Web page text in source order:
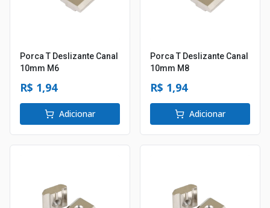
Porca T Deslizante Canal
10mm M6
R$ 1,94
Adicionar
Porca T Deslizante Canal
10mm M8
R$ 1,94
Adicionar